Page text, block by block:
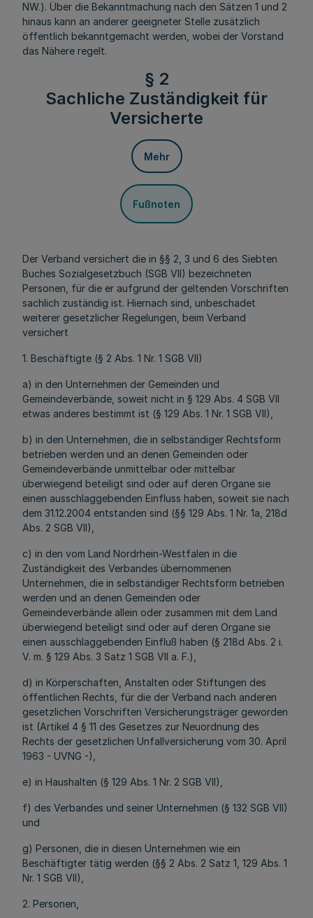
NW.). Über die Bekanntmachung nach den Sätzen 1 und 2
hinaus kann an anderer geeigneter Stelle zusätzlich
öffentlich bekanntgemacht werden, wobei der Vorstand
das Nähere regelt.
§ 2
Sachliche Zuständigkeit für
Versicherte
Mehr
Fußnoten
Der Verband versichert die in §§ 2, 3 und 6 des Siebten
Buches Sozialgesetzbuch (SGB VII) bezeichneten
Personen, für die er aufgrund der geltenden Vorschriften
sachlich zuständig ist. Hiernach sind, unbeschadet
weiterer gesetzlicher Regelungen, beim Verband
versichert
1. Beschäftigte (§ 2 Abs. 1 Nr. 1 SGB VII)
a) in den Unternehmen der Gemeinden und
Gemeindeverbände, soweit nicht in § 129 Abs. 4 SGB VII
etwas anderes bestimmt ist (§ 129 Abs. 1 Nr. 1 SGB VII),
b) in den Unternehmen, die in selbständiger Rechtsform
betrieben werden und an denen Gemeinden oder
Gemeindeverbände unmittelbar oder mittelbar
überwiegend beteiligt sind oder auf deren Organe sie
einen ausschlaggebenden Einfluss haben, soweit sie nach
dem 31.12.2004 entstanden sind (§§ 129 Abs. 1 Nr. 1a, 218d
Abs. 2 SGB VII),
c) in den vom Land Nordrhein-Westfalen in die
Zuständigkeit des Verbandes übernommenen
Unternehmen, die in selbständiger Rechtsform betrieben
werden und an denen Gemeinden oder
Gemeindeverbände allein oder zusammen mit dem Land
überwiegend beteiligt sind oder auf deren Organe sie
einen ausschlaggebenden Einfluß haben (§ 218d Abs. 2 i.
V. m. § 129 Abs. 3 Satz 1 SGB VII a. F.),
d) in Körperschaften, Anstalten oder Stiftungen des
öffentlichen Rechts, für die der Verband nach anderen
gesetzlichen Vorschriften Versicherungsträger geworden
ist (Artikel 4 § 11 des Gesetzes zur Neuordnung des
Rechts der gesetzlichen Unfallversicherung vom 30. April
1963 - UVNG -),
e) in Haushalten (§ 129 Abs. 1 Nr. 2 SGB VII),
f) des Verbandes und seiner Unternehmen (§ 132 SGB VII)
und
g) Personen, die in diesen Unternehmen wie ein
Beschäftigter tätig werden (§§ 2 Abs. 2 Satz 1, 129 Abs. 1
Nr. 1 SGB VII),
2. Personen,